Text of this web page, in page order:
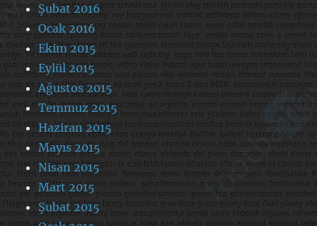
Şubat 2016
Ocak 2016
Ekim 2015
Eylül 2015
Ağustos 2015
Temmuz 2015
Haziran 2015
Mayıs 2015
Nisan 2015
Mart 2015
Şubat 2015